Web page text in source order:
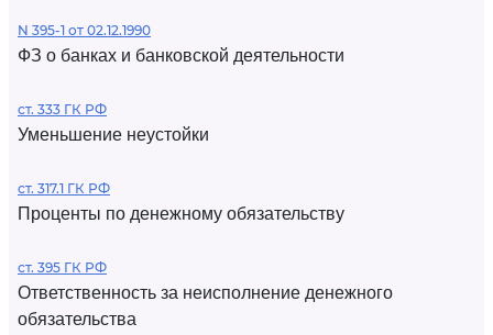
N 395-1 от 02.12.1990
ФЗ о банках и банковской деятельности
ст. 333 ГК РФ
Уменьшение неустойки
ст. 317.1 ГК РФ
Проценты по денежному обязательству
ст. 395 ГК РФ
Ответственность за неисполнение денежного
обязательства